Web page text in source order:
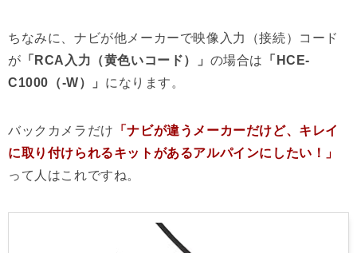
ちなみに、ナビが他メーカーで映像入力（接続）コード
が 「RCA入力（黄色いコード）」 の場合は
「HCE-
C1000（-W）」 になります。
バックカメラだけ
「ナビが違うメーカーだけど、キレイ
に取り付けられるキットがあるアルパインにしたい！」
って人はこれですね。